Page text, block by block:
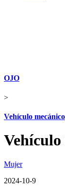
OJO
>
Vehículo mecánico
Vehículo
Mujer
2024-10-9